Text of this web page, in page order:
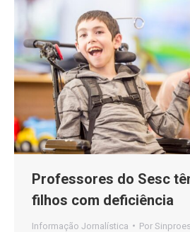
Professores do Sesc
filhos com deficiência
Informação Jornalística Por